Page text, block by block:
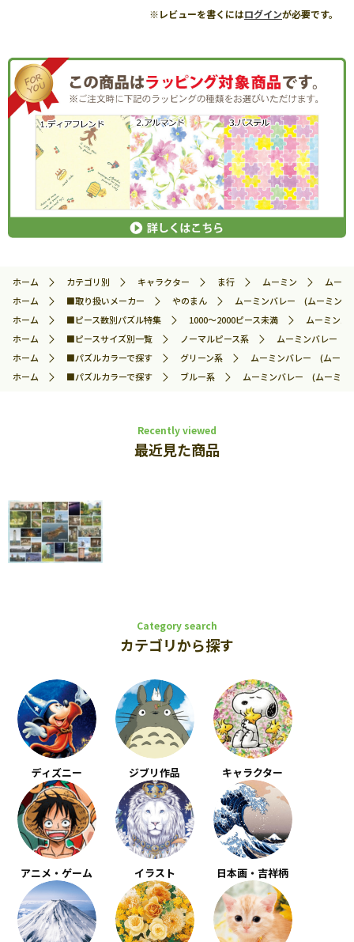
※レビューを書くにはログインが必要です。
ホーム カテゴリ別 キャラクター ま行 ムーミン
ムー
ホーム
■取り扱いメーカー やのまん
ムーミンバレー (ムーミン)
ホーム
■ピース数別パズル特集 1000～2000ピース未満
ムーミン
ホーム
■ピースサイズ別一覧 ノーマルピース系
ムーミンバレー (
ホーム
■パズルカラーで探す グリーン系
ムーミンバレー (ムー
ホーム
■パズルカラーで探す ブルー系 ムーミンバレー (ムーミ
Recently viewed
最近見た商品
Category search
カテゴリから探す
ディズニー ジブリ作品 キャラクター
アニメ・ゲーム イラスト 日本画・吉祥柄